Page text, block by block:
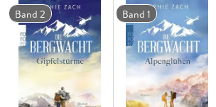
vorbei, bevor es richtig anfangen konnte?
Der Zweifel nagt an Lena. Dabei muss sie
konzentrieren, denn das Schneetreiben in
voller Gefahren. Zumal der Besitzer des
Profitgier den Lawinenschutzwald
Band 2 Band 1